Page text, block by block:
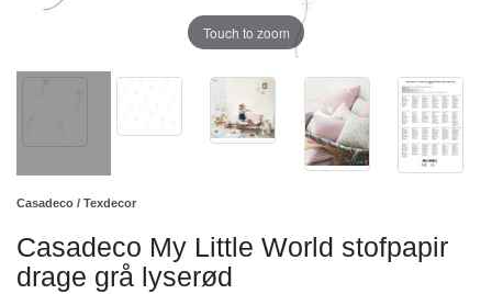
Touch to zoom
Casadeco / Texdecor
Casadeco My Little World stofpapir
drage grå lyserød